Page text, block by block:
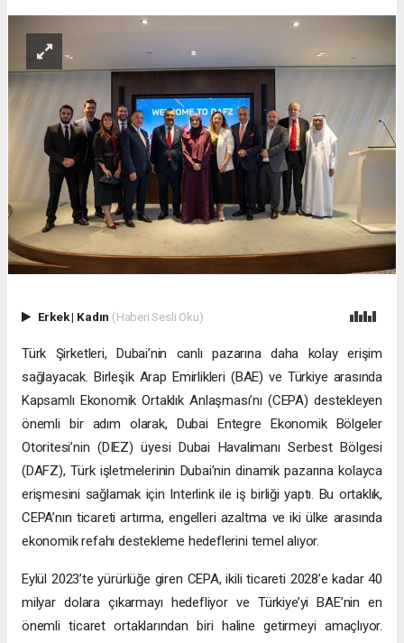
Erkek| Kadın (Haberi Sesli Oku)
Türk Şirketleri, Dubai’nin canlı pazarına daha kolay erişim
sağlayacak. Birleşik Arap Emirlikleri (BAE) ve Türkiye arasında
Kapsamlı Ekonomik Ortaklık Anlaşması’nı (CEPA) destekleyen
önemli bir adım olarak, Dubai Entegre Ekonomik Bölgeler
Otoritesi’nin (DIEZ) üyesi Dubai Havalimanı Serbest Bölgesi
(DAFZ), Türk işletmelerinin Dubai’nin dinamik pazarına kolayca
erişmesini sağlamak için Interlink ile iş birliği yaptı. Bu ortaklık,
CEPA’nın ticareti artırma, engelleri azaltma ve iki ülke arasında
ekonomik refahı destekleme hedeflerini temel alıyor.
Eylül 2023’te yürürlüğe giren CEPA, ikili ticareti 2028’e kadar 40
milyar dolara çıkarmayı hedefliyor ve Türkiye’yi BAE’nin en
önemli ticaret ortaklarından biri haline getirmeyi amaçlıyor.